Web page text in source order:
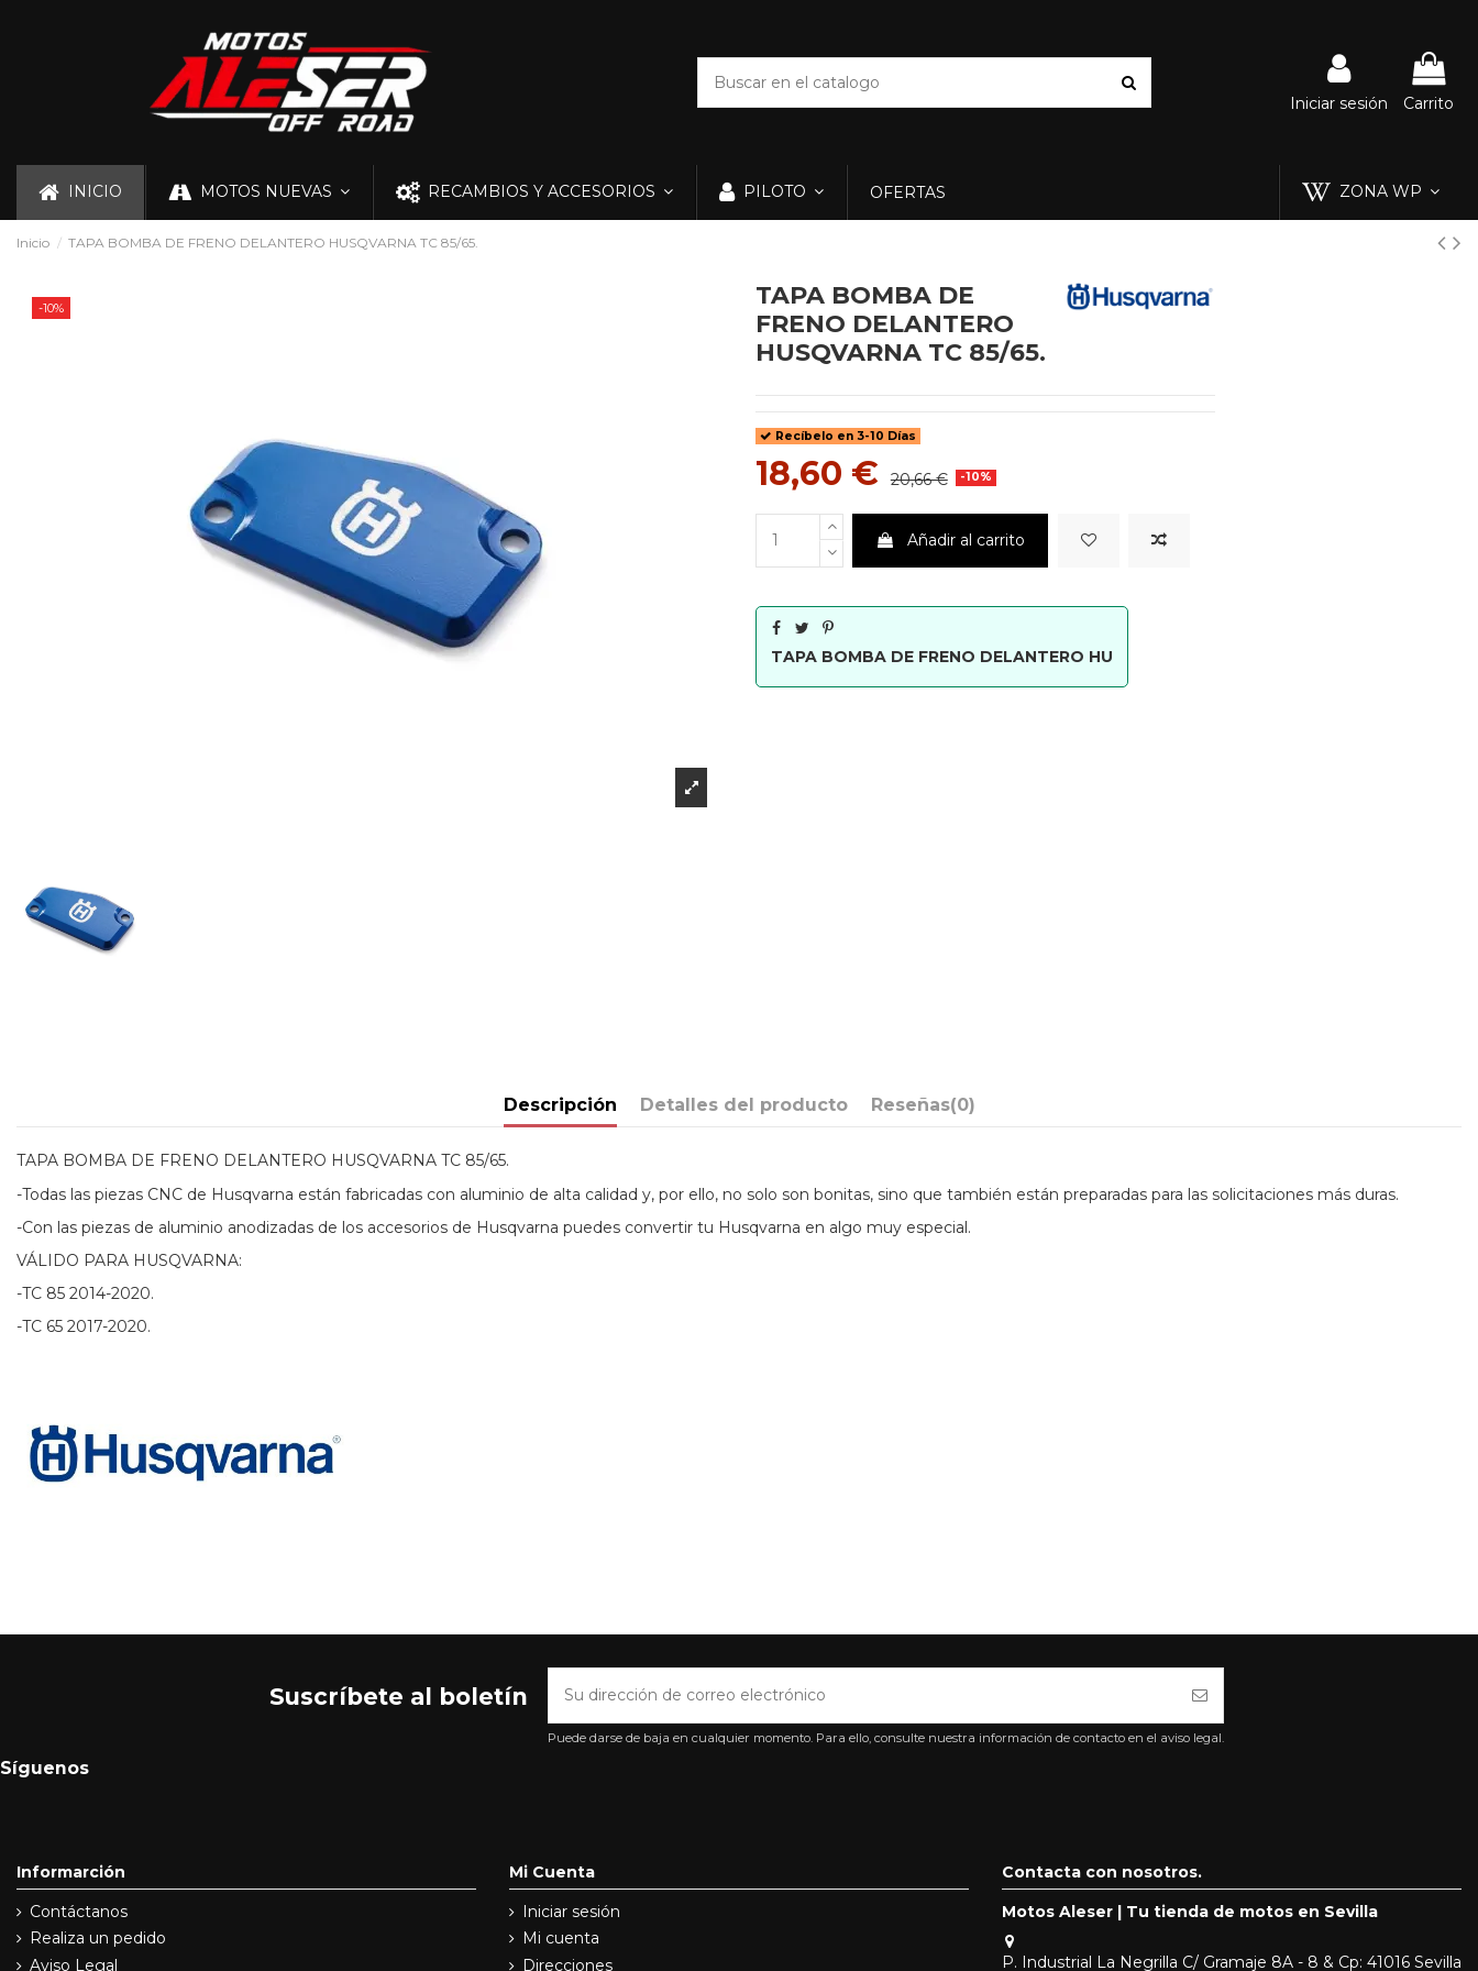
Iniciar sesión Carrito
INICIO MOTOS NUEVAS RECAMBIOS Y ACCESORIOS PILOTO OFERTAS ZONA WP
Inicio TAPA BOMBA DE FRENO DELANTERO HUSQVARNA TC 85/65.
-10%
TAPA BOMBA DE
FRENO DELANTERO
HUSQVARNA TC 85/65.
Recíbelo en 3-10 Días
18,60 € 20,66 € -10%
Añadir al carrito
TAPA BOMBA DE FRENO DELANTERO HU
Descripción Detalles del producto Reseñas(0)
TAPA BOMBA DE FRENO DELANTERO HUSQVARNA TC 85/65.
-Todas las piezas CNC de Husqvarna están fabricadas con aluminio de alta calidad y, por ello, no solo son bonitas, sino que también están preparadas para las solicitaciones más duras.
-Con las piezas de aluminio anodizadas de los accesorios de Husqvarna puedes convertir tu Husqvarna en algo muy especial.
VÁLIDO PARA HUSQVARNA:
-TC 85 2014-2020.
-TC 65 2017-2020.
Suscríbete al boletín
Puede darse de baja en cualquier momento. Para ello, consulte nuestra información de contacto en el aviso legal.
Síguenos
Informarción
Contáctanos
Realiza un pedido
Aviso Legal
Mi Cuenta
Iniciar sesión
Mi cuenta
Direcciones
Contacta con nosotros.
Motos Aleser | Tu tienda de motos en Sevilla
P. Industrial La Negrilla C/ Gramaje 8A - 8 & Cp: 41016 Sevilla